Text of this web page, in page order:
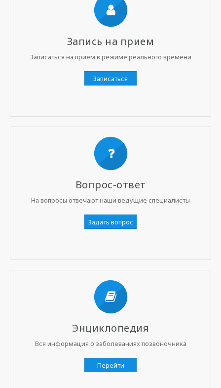
Запись на прием
Записаться на прием в режиме реального времени
Записаться
Вопрос-ответ
На вопросы отвечают наши ведущие специалисты
Задать вопрос
Энциклопедия
Вся информация о заболеваниях позвоночника
Перейти